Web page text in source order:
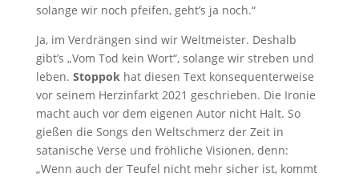
solange wir noch pfeifen, geht’s ja noch.“
Ja, im Verdrängen sind wir Weltmeister. Deshalb
gibt’s „Vom Tod kein Wort“, solange wir streben und
leben. Stoppokhat diesen Text konsequenterweise
vor seinem Herzinfarkt 2021 geschrieben. Die Ironie
macht auch vor dem eigenen Autor nicht Halt. So
gießen die Songs den Weltschmerz der Zeit in
satanische Verse und fröhliche Visionen, denn:
„Wenn auch der Teufel nicht mehr sicher ist, kommt